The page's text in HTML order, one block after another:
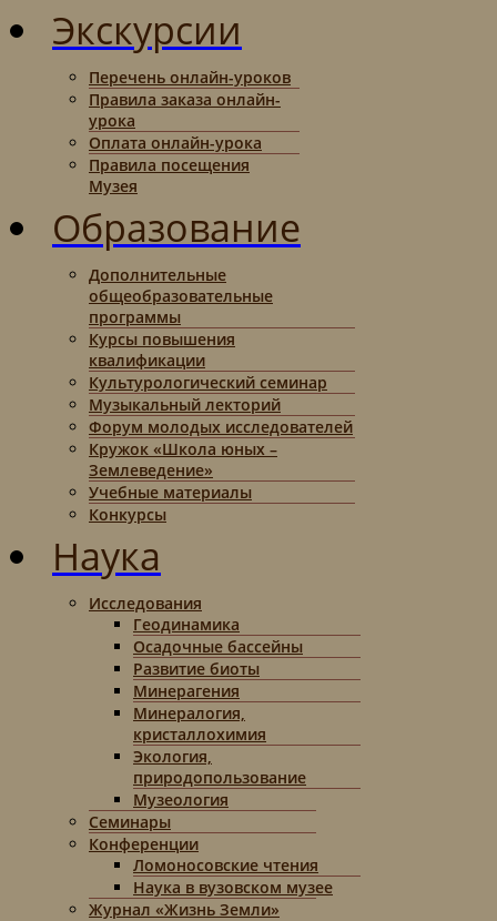
Экскурсии
Перечень онлайн-уроков
Правила заказа онлайн-
урока
Оплата онлайн-урока
Правила посещения
Музея
Образование
Дополнительные
общеобразовательные
программы
Курсы повышения
квалификации
Культурологический семинар
Музыкальный лекторий
Форум молодых исследователей
Кружок «Школа юных –
Землеведение»
Учебные материалы
Конкурсы
Наука
Исследования
Геодинамика
Осадочные бассейны
Развитие биоты
Минерагения
Минералогия,
кристаллохимия
Экология,
природопользование
Музеология
Семинары
Конференции
Ломоносовские чтения
Наука в вузовском музее
Журнал «Жизнь Земли»